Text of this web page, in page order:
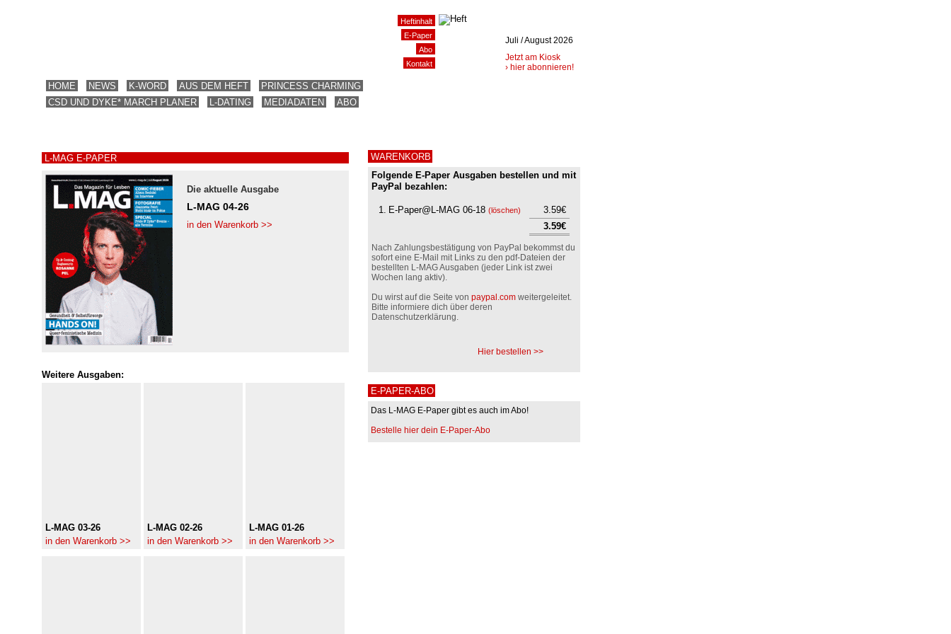
HOME NEWS K-WORD AUS DEM HEFT
PRINCESS CHARMING
CSD UND DYKE* MARCH PLANER
L-DATING MEDIADATEN ABO
L-MAG E-PAPER
Die aktuelle Ausgabe
L-MAG 04-26
in den Warenkorb >>
Weitere Ausgaben:
L-MAG 03-26
in den Warenkorb >>
L-MAG 02-26
in den Warenkorb >>
L-MAG 01-26
in den Warenkorb >>
WARENKORB
Folgende E-Paper Ausgaben bestellen und mit
PayPal bezahlen:
1. E-Paper@L-MAG 06-18 (löschen)
3.59€
3.59€
Nach Zahlungsbestätigung von PayPal bekommst du
sofort eine E-Mail mit Links zu den pdf-Dateien der
bestellten L-MAG Ausgaben (jeder Link ist zwei
Wochen lang aktiv).
Du wirst auf die Seite von paypal.com weitergeleitet.
Bitte informiere dich über deren
Datenschutzerklärung.
Hier bestellen >>
E-PAPER-ABO
Das L-MAG E-Paper gibt es auch im Abo!
Bestelle hier dein E-Paper-Abo
Heftinhalt
E-Paper
Abo
Kontakt
Juli / August 2026
Jetzt am Kiosk
› hier abonnieren!